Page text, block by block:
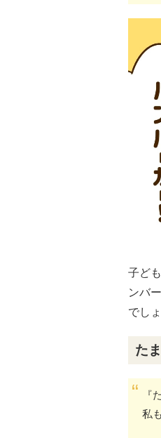
子ど
ンバ
でし
た
『
私